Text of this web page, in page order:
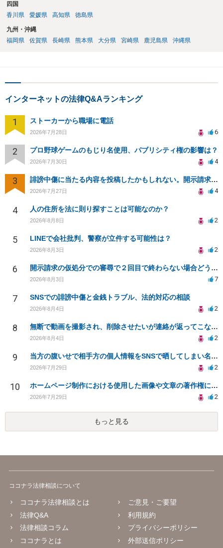
四国
香川県
愛媛県 高知県 徳島県
九州・沖縄
福岡県
佐賀県 長崎県 熊本県 大分県 宮崎県 鹿児島県 沖縄県
インターネットの法律Q&Aランキング
1 ストーカーから職場に電話
2026年7月28日 6
2 プロ野球ゲームのもじり名使用、パブリシティ権の影響は？
2026年7月30日 4
3 誹謗中傷に当たる内容を投稿したかもしれない。開示請求や民事刑事裁判に発展しうるのか教えて欲しい。
2026年7月27日 4
4 人の住所を法に則り探すことは可能なのか？
2026年8月8日 2
5 LINEで会社批判、警察が立件する可能性は？
2026年8月3日 2
6 開示請求の仮処分での審尋で２回目で終わらない場合どうしたらいいですか
2026年8月3日 7
7 SNSでの誹謗中傷と金銭トラブル、法的対応の相談
2026年8月4日 2
8 無断で動画を撮影され、削除させたいが連絡が返ってこない。
2026年8月4日 2
9 当方の腹いせで相手方の個人情報をSNSで晒してしまい名誉毀損させてしまったかもしれない
2026年7月29日 2
10 ホームページ制作における使用した画像や文章の著作権について
2026年7月29日 2
もっと見る
ココナラ法律相談について
ココナラ法律相談とは
法律Q&A
法律相談コラム
ココナラとは
ご意見・ご要望
利用規約
プライバシーポリシー
外部送信ポリシー